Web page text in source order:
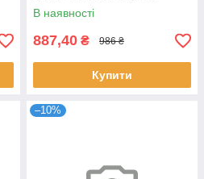
В наявності
887,40 ₴ 986 ₴
Купити
–10%